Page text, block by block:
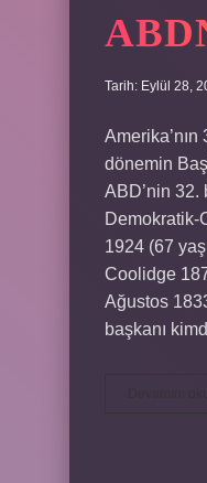
Tarih: Eylül 28,
dönemin
ABD’nin 32.
1924 (67
Coolidge
Ağustos
başkanı